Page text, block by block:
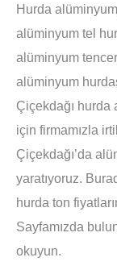
Hurda
alüminyum tel
alüminyum
alüminyum
Çiçekdağı hurda
için firmamızla
Çiçekdağı’da
yaratıyoruz.
hurda ton
Sayfamızda
okuyun.